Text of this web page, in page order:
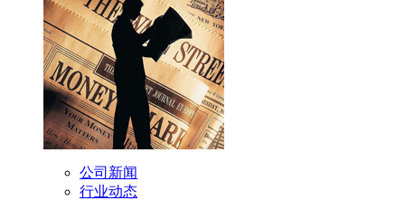
公司新闻
行业动态